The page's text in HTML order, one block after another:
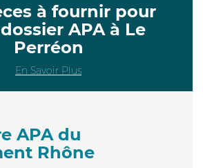
à fournir pour
APA à Le
Perréon
En Savoir Plus
APA du
Rhône